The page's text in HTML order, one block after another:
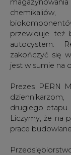
przewiduje też
autocystern.
zakończyć się
jest w sumie na
Prezes PERN
drugiego etapu.
Liczymy, że na
prace